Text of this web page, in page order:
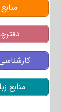
منابع